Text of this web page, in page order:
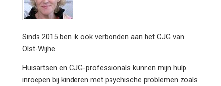
Sinds 2015 ben ik ook verbonden aan het CJG van
Olst-Wijhe.
Huisartsen en CJG-professionals kunnen mijn hulp
inroepen bij kinderen met psychische problemen zoals